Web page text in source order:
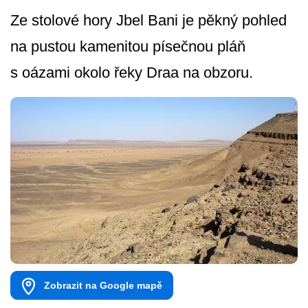
Ze stolové hory Jbel Bani je pěkný pohled
na pustou kamenitou písečnou pláň
s oázami okolo řeky Draa na obzoru.
Zobrazit na Google mapě